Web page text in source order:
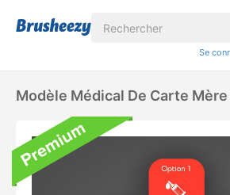
Se
Modèle Médical De Carte Mère